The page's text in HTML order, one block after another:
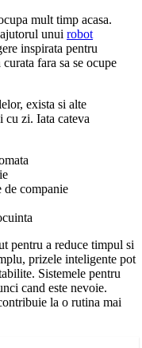
mult timp acasa.
unui robot
inspirata pentru
fara sa se ocupe
exista si alte
zi. Iata cateva
de companie
pentru a reduce timpul si
prizele inteligente pot
Sistemele pentru
cand este nevoie.
la o rutina mai